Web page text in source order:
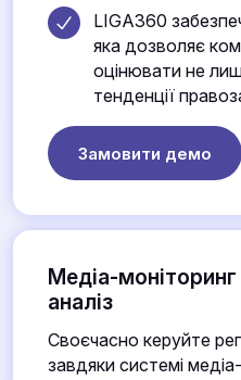
LIGA360
яка дозволяє
оцінювати не
тенденції
Замовити демо
Медіа-
аналіз
Своєчасно керуйте
завдяки системі